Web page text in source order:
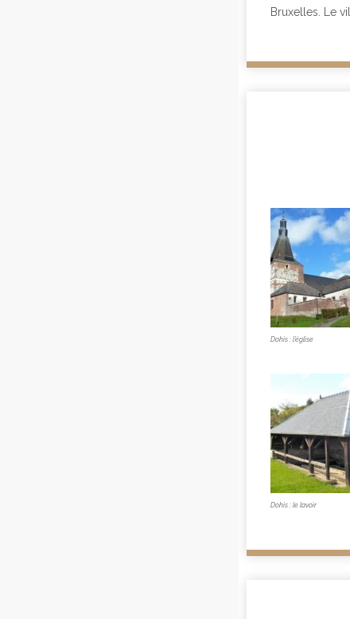
Bruxelles. Le
Dohis : l’église
Dohis : le lavoir